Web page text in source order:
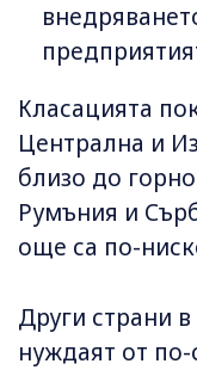
Класацията
Централна и
близо до
Румъния и
още са по-
Други страни
нуждаят от